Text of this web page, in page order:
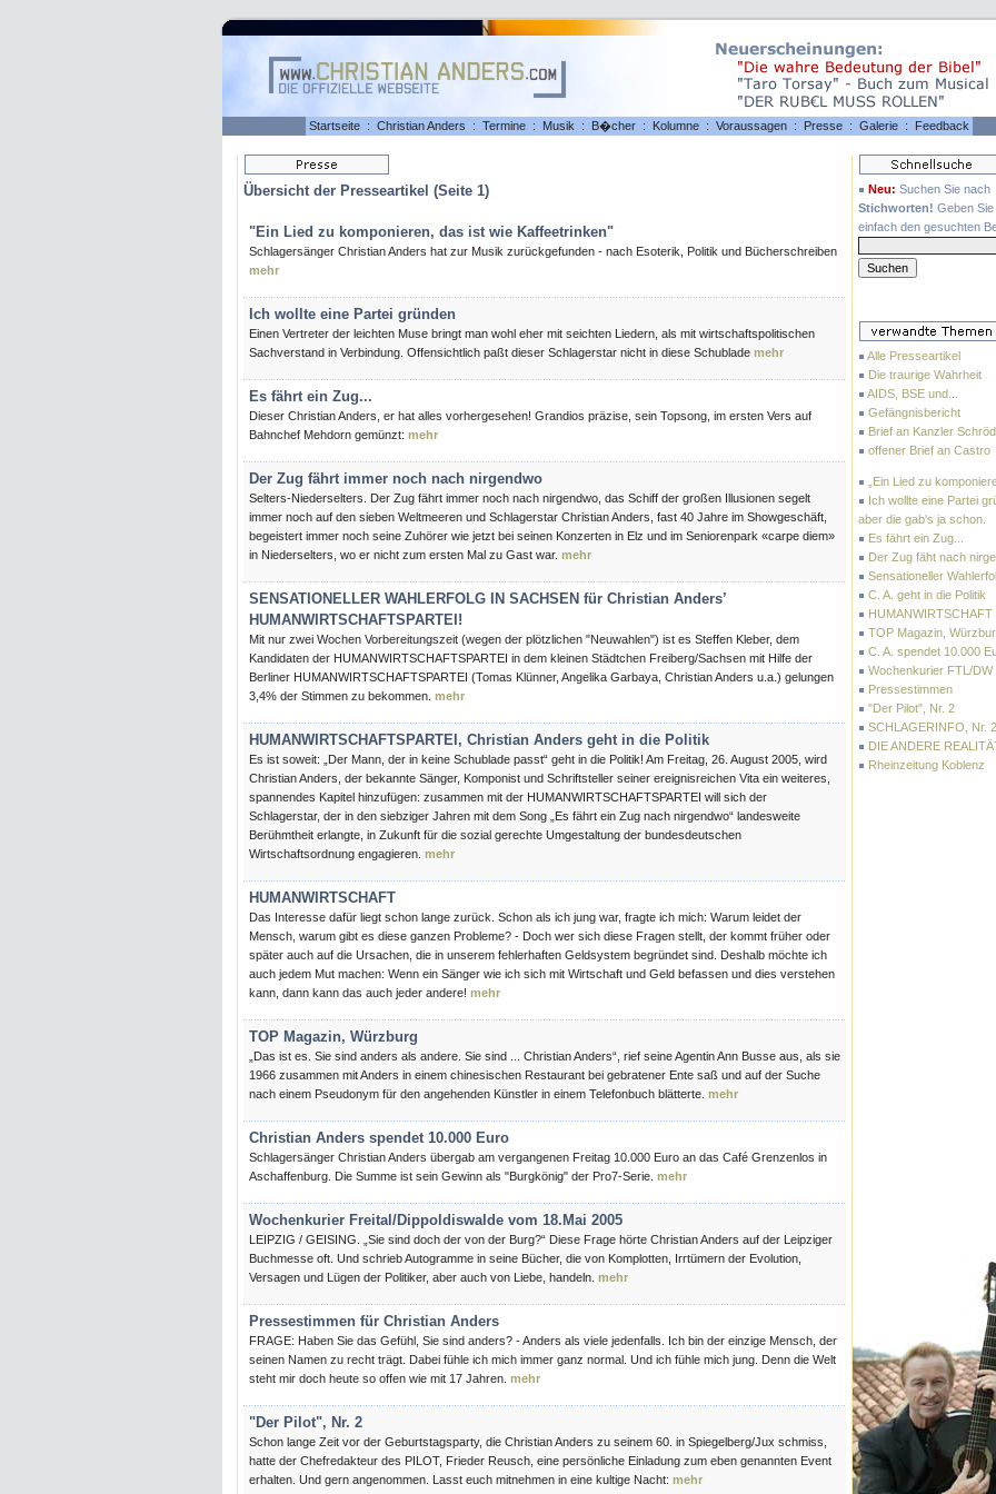
Startseite : Christian Anders : Termine : Musik : B�cher : Kolumne : Voraussagen : Presse : Galerie : Feedback
Übersicht der Presseartikel (Seite 1)
"Ein Lied zu komponieren, das ist wie Kaffeetrinken"
Schlagersänger Christian Anders hat zur Musik zurückgefunden - nach Esoterik, Politik und Bücherschreiben
mehr
Ich wollte eine Partei gründen
Einen Vertreter der leichten Muse bringt man wohl eher mit seichten Liedern, als mit wirtschaftspolitischen
Sachverstand in Verbindung. Offensichtlich paßt dieser Schlagerstar nicht in diese Schublade mehr
Es fährt ein Zug...
Dieser Christian Anders, er hat alles vorhergesehen! Grandios präzise, sein Topsong, im ersten Vers auf
Bahnchef Mehdorn gemünzt: mehr
Der Zug fährt immer noch nach nirgendwo
Selters-Niederselters. Der Zug fährt immer noch nach nirgendwo, das Schiff der großen Illusionen segelt
immer noch auf den sieben Weltmeeren und Schlagerstar Christian Anders, fast 40 Jahre im Showgeschäft,
begeistert immer noch seine Zuhörer wie jetzt bei seinen Konzerten in Elz und im Seniorenpark «carpe diem»
in Niederselters, wo er nicht zum ersten Mal zu Gast war. mehr
SENSATIONELLER WAHLERFOLG IN SACHSEN für Christian Anders’
HUMANWIRTSCHAFTSPARTEI!
Mit nur zwei Wochen Vorbereitungszeit (wegen der plötzlichen "Neuwahlen") ist es Steffen Kleber, dem
Kandidaten der HUMANWIRTSCHAFTSPARTEI in dem kleinen Städtchen Freiberg/Sachsen mit Hilfe der
Berliner HUMANWIRTSCHAFTSPARTEI (Tomas Klünner, Angelika Garbaya, Christian Anders u.a.) gelungen
3,4% der Stimmen zu bekommen. mehr
HUMANWIRTSCHAFTSPARTEI, Christian Anders geht in die Politik
Es ist soweit: „Der Mann, der in keine Schublade passt“ geht in die Politik! Am Freitag, 26. August 2005, wird
Christian Anders, der bekannte Sänger, Komponist und Schriftsteller seiner ereignisreichen Vita ein weiteres,
spannendes Kapitel hinzufügen: zusammen mit der HUMANWIRTSCHAFTSPARTEI will sich der
Schlagerstar, der in den siebziger Jahren mit dem Song „Es fährt ein Zug nach nirgendwo“ landesweite
Berühmtheit erlangte, in Zukunft für die sozial gerechte Umgestaltung der bundesdeutschen
Wirtschaftsordnung engagieren. mehr
HUMANWIRTSCHAFT
Das Interesse dafür liegt schon lange zurück. Schon als ich jung war, fragte ich mich: Warum leidet der
Mensch, warum gibt es diese ganzen Probleme? - Doch wer sich diese Fragen stellt, der kommt früher oder
später auch auf die Ursachen, die in unserem fehlerhaften Geldsystem begründet sind. Deshalb möchte ich
auch jedem Mut machen: Wenn ein Sänger wie ich sich mit Wirtschaft und Geld befassen und dies verstehen
kann, dann kann das auch jeder andere! mehr
TOP Magazin, Würzburg
„Das ist es. Sie sind anders als andere. Sie sind ... Christian Anders“, rief seine Agentin Ann Busse aus, als sie
1966 zusammen mit Anders in einem chinesischen Restaurant bei gebratener Ente saß und auf der Suche
nach einem Pseudonym für den angehenden Künstler in einem Telefonbuch blätterte. mehr
Christian Anders spendet 10.000 Euro
Schlagersänger Christian Anders übergab am vergangenen Freitag 10.000 Euro an das Café Grenzenlos in
Aschaffenburg. Die Summe ist sein Gewinn als "Burgkönig" der Pro7-Serie. mehr
Wochenkurier Freital/Dippoldiswalde vom 18.Mai 2005
LEIPZIG / GEISING. „Sie sind doch der von der Burg?“ Diese Frage hörte Christian Anders auf der Leipziger
Buchmesse oft. Und schrieb Autogramme in seine Bücher, die von Komplotten, Irrtümern der Evolution,
Versagen und Lügen der Politiker, aber auch von Liebe, handeln. mehr
Pressestimmen für Christian Anders
FRAGE: Haben Sie das Gefühl, Sie sind anders? - Anders als viele jedenfalls. Ich bin der einzige Mensch, der
seinen Namen zu recht trägt. Dabei fühle ich mich immer ganz normal. Und ich fühle mich jung. Denn die Welt
steht mir doch heute so offen wie mit 17 Jahren. mehr
"Der Pilot", Nr. 2
Schon lange Zeit vor der Geburtstagsparty, die Christian Anders zu seinem 60. in Spiegelberg/Jux schmiss,
hatte der Chefredakteur des PILOT, Frieder Reusch, eine persönliche Einladung zum eben genannten Event
erhalten. Und gern angenommen. Lasst euch mitnehmen in eine kultige Nacht: mehr
Neu: Suchen Sie nach
Stichworten! Geben Sie
einfach den gesuchten
Alle Presseartikel
Die traurige Wahrheit
AIDS, BSE und...
Gefängnisbericht
Brief an Kanzler
offener Brief an Castro
„Ein Lied zu
Ich wollte eine Partei
aber die gab's ja schon.
Es fährt ein Zug...
Der Zug fäht nach
Sensationeller
C. A. geht in die Politik
HUMANWIRTSCHAFT
TOP Magazin,
C. A. spendet 10.000
Wochenkurier FTL/DW
Pressestimmen
"Der Pilot", Nr. 2
SCHLAGERINFO, Nr.
DIE ANDERE
Rheinzeitung Koblenz